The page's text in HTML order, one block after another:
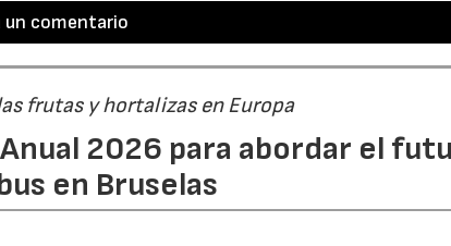
un comentario
frutas y hortalizas en Europa
2026 para abordar el
en Bruselas